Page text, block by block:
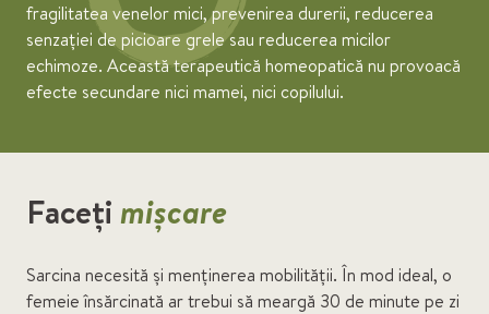
fragilitatea venelor mici, prevenirea durerii, reducerea
senzației de picioare grele sau reducerea micilor
echimoze. Această terapeutică homeopatică nu provoacă
efecte secundare nici mamei, nici copilului.
Facețimișcare
Sarcina necesită și menținerea mobilității. În mod ideal, o
femeie însărcinată ar trebui să meargă 30 de minute pe zi